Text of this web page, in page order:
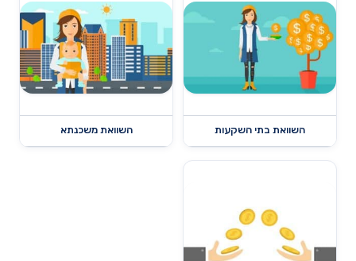
השוואת בתי השקעות השוואת משכנתא